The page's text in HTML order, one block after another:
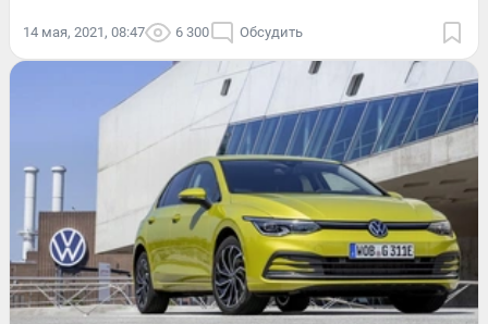
14 мая, 2021, 08:47 6 300 Обсудить